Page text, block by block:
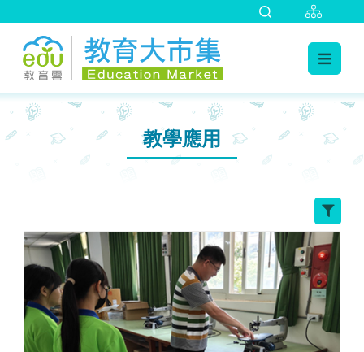
::: 教學應用